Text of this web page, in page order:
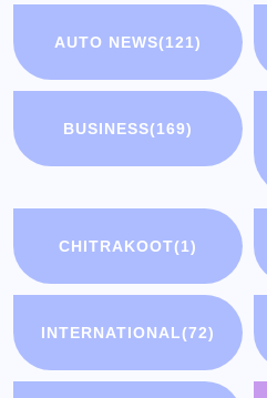
AUTO NEWS(121)
BUSINESS(169)
CHITRAKOOT(1)
INTERNATIONAL(72)